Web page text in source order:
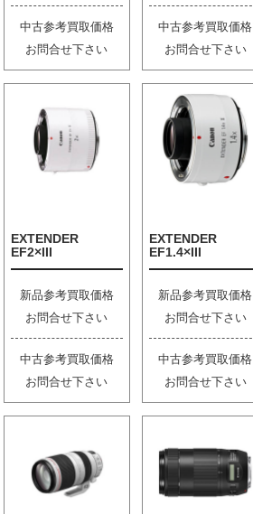
中古参考買取価格
お問合せ下さい
中古参考買取価格
お問合せ下さい
EXTENDER
EF2×III
新品参考買取価格
お問合せ下さい
中古参考買取価格
お問合せ下さい
EXTENDER
EF1.4×III
新品参考買取価格
お問合せ下さい
中古参考買取価格
お問合せ下さい